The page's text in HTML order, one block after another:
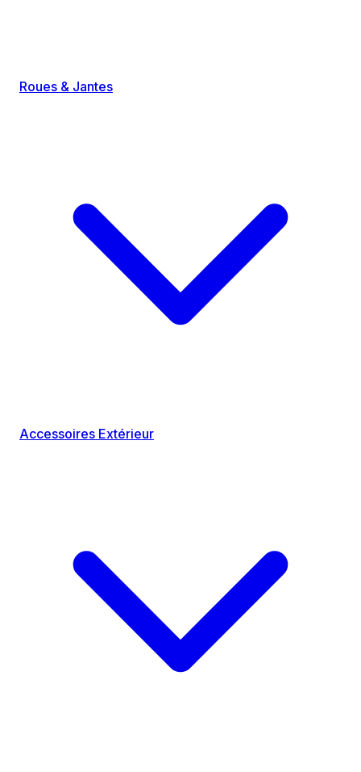
Roues & Jantes
Accessoires Extérieur